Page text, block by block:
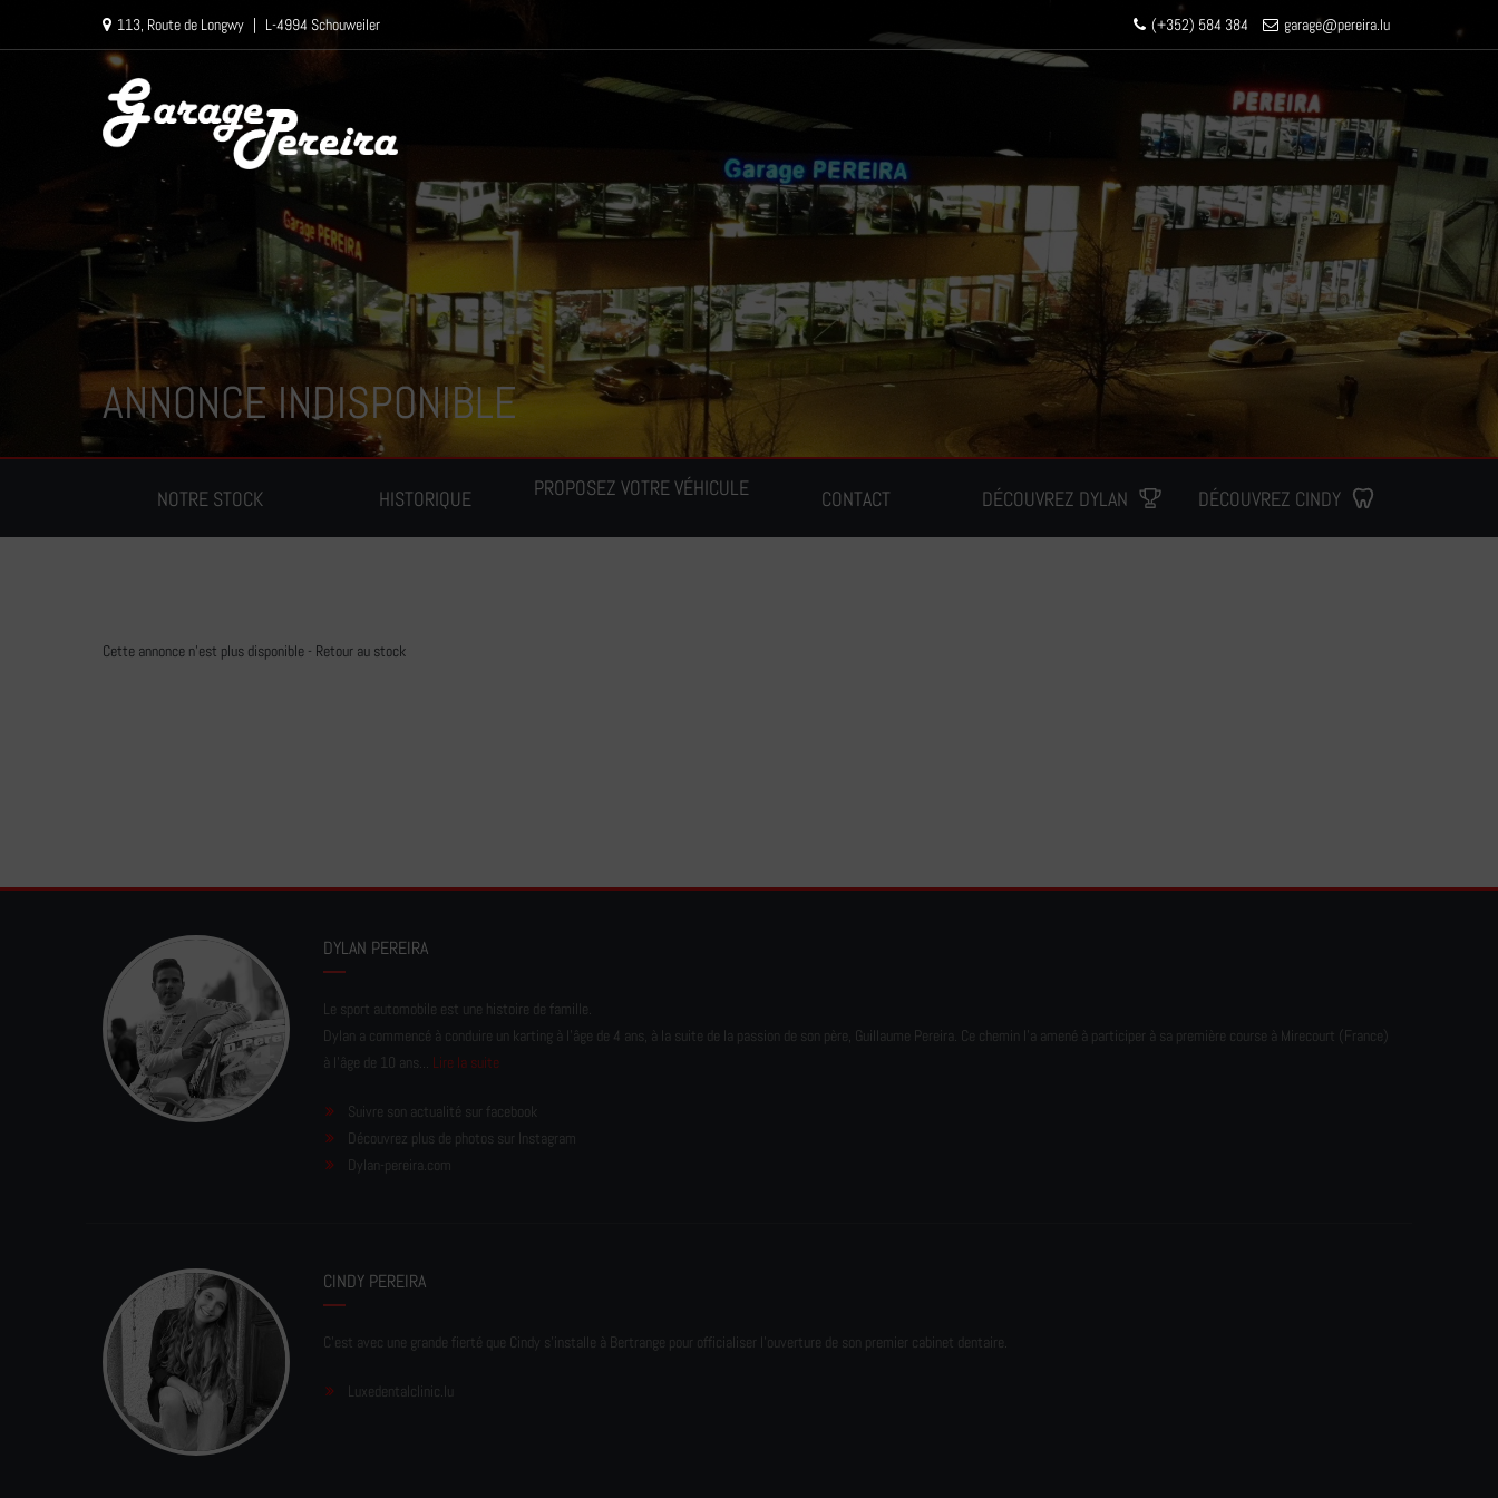
113, Route de Longwy | L-4994 Schouweiler (+352) 584 384 garage@pereira.lu
NOTRE STOCK HISTORIQUE PROPOSEZ VOTRE VÉHICULE CONTACT DÉCOUVREZ DYLAN DÉCOUVREZ CINDY
ANNONCE INDISPONIBLE
Cette annonce n'est plus disponible - Retour au stock
DYLAN PEREIRA
Le sport automobile est une histoire de famille.
Dylan a commencé à conduire un karting à l’âge de 4 ans, à la suite de la passion de son père, Guillaume Pereira. Ce chemin l'a amené à participer à sa première course à Mirecourt (France)
à l'âge de 10 ans... Lire la suite
Suivre son actualité sur facebook
Découvrez plus de photos sur Instagram
Dylan-pereira.com
CINDY PEREIRA
C'est avec une grande fierté que Cindy s'installe à Bertrange pour officialiser l'ouverture de son premier cabinet dentaire.
Luxedentalclinic.lu